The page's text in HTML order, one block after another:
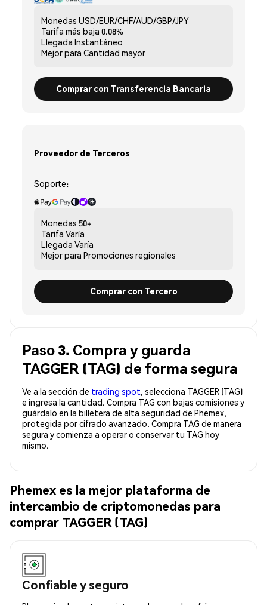
Monedas USD/EUR/CHF/AUD/GBP/JPY
Tarifa más baja 0.08%
Llegada Instantáneo
Mejor para Cantidad mayor
Comprar con Transferencia Bancaria
Proveedor de Terceros
Soporte:
Monedas 50+
Tarifa Varía
Llegada Varía
Mejor para Promociones regionales
Comprar con Tercero
Paso 3. Compra y guarda
TAGGER (TAG) de forma segura
Ve a la sección de trading spot, selecciona TAGGER (TAG)
e ingresa la cantidad. Compra TAG con bajas comisiones y
guárdalo en la billetera de alta seguridad de Phemex,
protegida por cifrado avanzado. Compra TAG de manera
segura y comienza a operar o conservar tu TAG hoy
mismo.
Phemex es la mejor plataforma de
intercambio de criptomonedas para
comprar TAGGER (TAG)
Confiable y seguro